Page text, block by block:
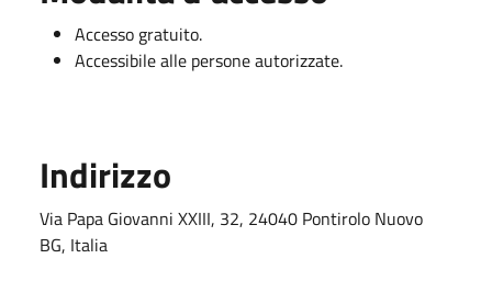
Accesso gratuito.
Accessibile alle persone autorizzate.
Indirizzo
Via Papa Giovanni XXIII, 32, 24040 Pontirolo Nuovo
BG, Italia